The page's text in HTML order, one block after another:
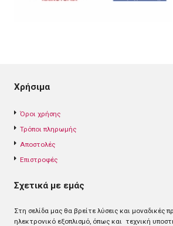
Χρήσιμα
Όροι χρήσης
Τρόποι πληρωμής
Αποστολές
Επιστροφές
Σχετικά με εμάς
Στη σελίδα μας θα βρείτε λύσεις και μοναδικές
ηλεκτρονικό εξοπλισμό, όπως και τεχνική